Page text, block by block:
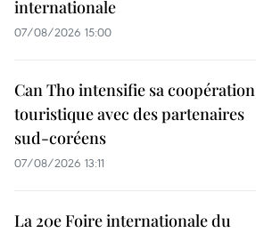
internationale
07/08/2026 15:00
Can Tho intensifie sa coopération
touristique avec des partenaires
sud-coréens
07/08/2026 13:11
La 20e Foire internationale du